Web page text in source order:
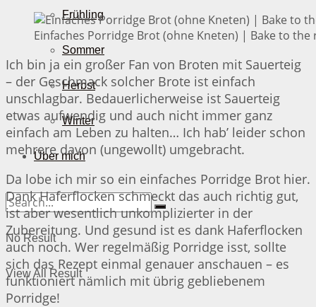
Frühling
Sommer
Herbst
Winter
Über mich
No Result
View All Result
Einfaches Porridge Brot (ohne Kneten) | Bake to the
Ich bin ja ein großer Fan von Broten mit Sauerteig
– der Geschmack solcher Brote ist einfach
unschlagbar. Bedauerlicherweise ist Sauerteig
etwas aufwendig und auch nicht immer ganz
einfach am Leben zu halten… Ich hab’ leider schon
mehrere davon (ungewollt) umgebracht.
Da lobe ich mir so ein einfaches Porridge Brot hier.
Dank Haferflocken schmeckt das auch richtig gut,
ist aber wesentlich unkomplizierter in der
Zubereitung. Und gesund ist es dank Haferflocken
auch noch. Wer regelmäßig Porridge isst, sollte
sich das Rezept einmal genauer anschauen – es
funktioniert nämlich mit übrig gebliebenem
Porridge!